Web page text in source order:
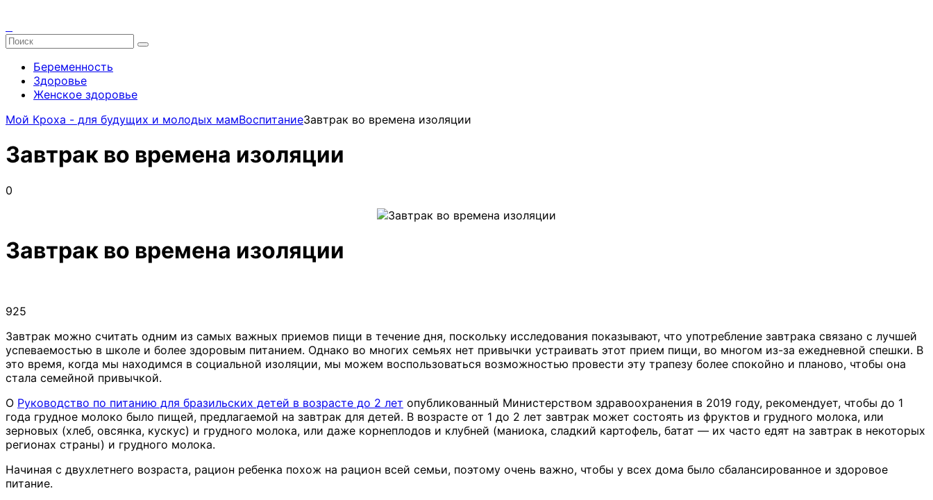
Беременность
Здоровье
Женское здоровье
Мой Кроха - для будущих и молодых мамВоспитаниеЗавтрак во времена изоляции
Завтрак во времена изоляции
0
Завтрак во времена изоляции
925
Завтрак можно считать одним из самых важных приемов пищи в течение дня, поскольку исследования показывают, что употребление завтрака связано с лучшей
успеваемостью в школе и более здоровым питанием. Однако во многих семьях нет привычки устраивать этот прием пищи, во многом из-за ежедневной спешки. В
это время, когда мы находимся в социальной изоляции, мы можем воспользоваться возможностью провести эту трапезу более спокойно и планово, чтобы она
стала семейной привычкой.
O Руководство по питанию для бразильских детей в возрасте до 2 лет опубликованный Министерством здравоохранения в 2019 году, рекомендует, чтобы до 1
года грудное молоко было пищей, предлагаемой на завтрак для детей. В возрасте от 1 до 2 лет завтрак может состоять из фруктов и грудного молока, или
зерновых (хлеб, овсянка, кускус) и грудного молока, или даже корнеплодов и клубней (маниока, сладкий картофель, батат — их часто едят на завтрак в некоторых
регионах страны) и грудного молока.
Начиная с двухлетнего возраста, рацион ребенка похож на рацион всей семьи, поэтому очень важно, чтобы у всех дома было сбалансированное и здоровое
питание.